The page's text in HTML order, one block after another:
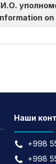
Наши
+998
+998